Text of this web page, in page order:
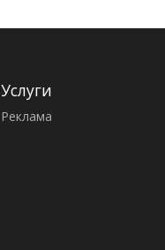
Услуги
Реклама